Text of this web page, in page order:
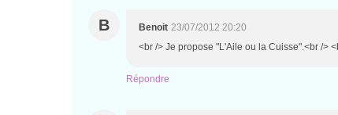
B Benoit 23/07/2012 20:20
<br /> Je propose "L'Aile ou la Cuisse".<br />
Répondre